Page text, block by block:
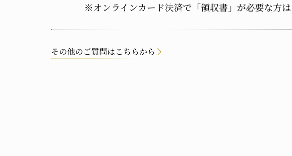
※オンラインカード決済で「領収書」が必要な方は
その他のご質問はこちらから